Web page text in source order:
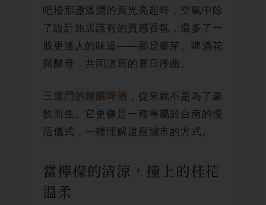
吧檯那盞溫潤的黃光亮起時，空氣中除
了設計旅店該有的質感香氛，還多了一
股更迷人的味道——那是麥芽、啤酒花
與酵母，共同譜寫的夏日序曲。
三道門的精釀啤酒 ，從來就不是為了豪
飲而生。它更像是一種專屬於台南的慢
活儀式，一種理解這座城市的方式。
當檸檬的清涼，撞上的桂花
溫柔